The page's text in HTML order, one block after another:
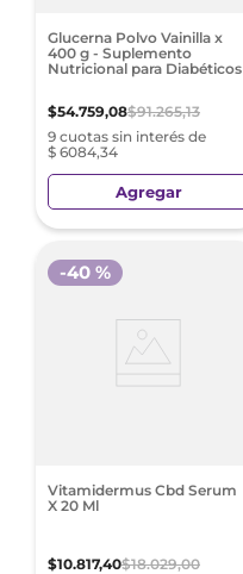
Glucerna Polvo Vainilla x
400 g - Suplemento
Nutricional para Diabéticos
$54.759,08$91.265,13
9 cuotas sin interés de
$ 6084,34
Agregar
Vitamidermus Cbd Serum
X 20 Ml
$10.817,40$18.029,00
-40 %